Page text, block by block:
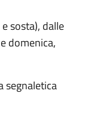
sosta), dalle
domenica,
segnaletica